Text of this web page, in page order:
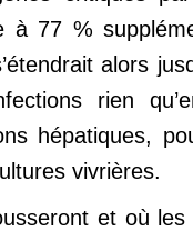
à 77 %
alors
rien
hépatiques,
vivrières.
et où